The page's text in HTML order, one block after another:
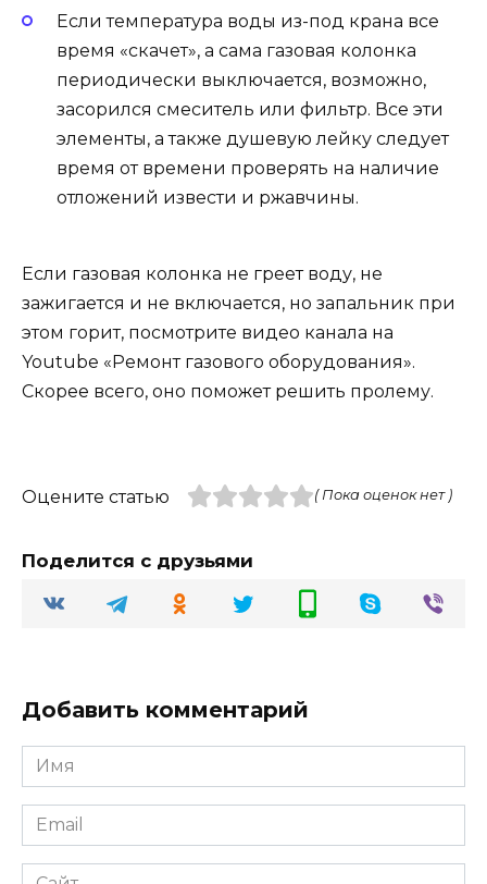
Если температура воды из-под крана все
время «скачет», а сама газовая колонка
периодически выключается, возможно,
засорился смеситель или фильтр. Все эти
элементы, а также душевую лейку следует
время от времени проверять на наличие
отложений извести и ржавчины.
Если газовая колонка не греет воду, не
зажигается и не включается, но запальник при
этом горит, посмотрите видео канала на
Youtube «Ремонт газового оборудования».
Скорее всего, оно поможет решить пролему.
Оцените статью ( Пока оценок нет )
Поделится с друзьями
Добавить комментарий
Имя
Email
Сайт